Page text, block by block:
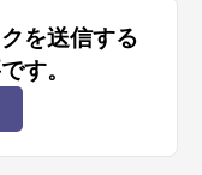
を送信する
す。